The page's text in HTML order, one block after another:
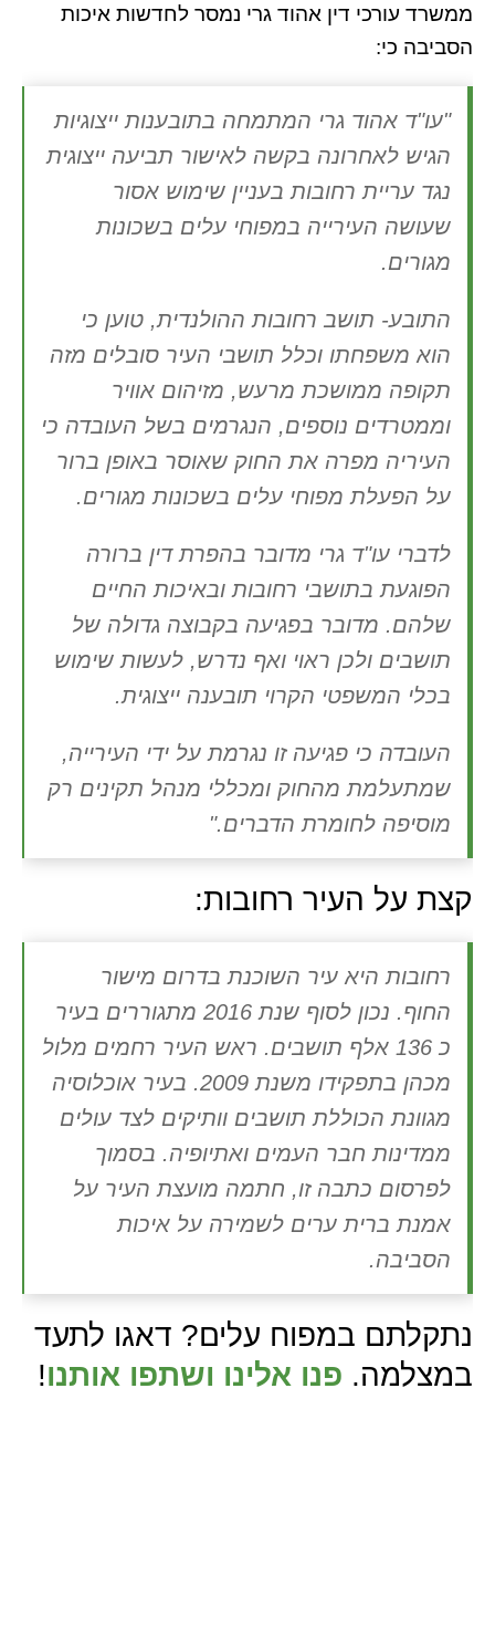
ממשרד עורכי דין אהוד גרי נמסר לחדשות איכות
הסביבה כי:
"עו"ד אהוד גרי המתמחה בתובענות ייצוגיות
הגיש לאחרונה בקשה לאישור תביעה ייצוגית
נגד עריית רחובות בעניין שימוש אסור
שעושה העירייה במפוחי עלים בשכונות
מגורים.
התובע- תושב רחובות ההולנדית, טוען כי
הוא משפחתו וכלל תושבי העיר סובלים מזה
תקופה ממושכת מרעש, מזיהום אוויר
וממטרדים נוספים, הנגרמים בשל העובדה כי
העיריה מפרה את החוק שאוסר באופן ברור
על הפעלת מפוחי עלים בשכונות מגורים.
לדברי עו"ד גרי מדובר בהפרת דין ברורה
הפוגעת בתושבי רחובות ובאיכות החיים
שלהם. מדובר בפגיעה בקבוצה גדולה של
תושבים ולכן ראוי ואף נדרש, לעשות שימוש
בכלי המשפטי הקרוי תובענה ייצוגית.
העובדה כי פגיעה זו נגרמת על ידי העירייה,
שמתעלמת מהחוק ומכללי מנהל תקינים רק
מוסיפה לחומרת הדברים."
קצת על העיר רחובות:
רחובות היא עיר השוכנת בדרום מישור
החוף. נכון לסוף שנת 2016 מתגוררים בעיר
כ 136 אלף תושבים. ראש העיר רחמים מלול
מכהן בתפקידו משנת 2009. בעיר אוכלוסיה
מגוונת הכוללת תושבים וותיקים לצד עולים
ממדינות חבר העמים ואתיופיה. בסמוך
לפרסום כתבה זו, חתמה מועצת העיר על
אמנת ברית ערים לשמירה על איכות
הסביבה.
נתקלתם במפוח עלים? דאגו לתעד
במצלמה. פנו אלינו ושתפו אותנו!